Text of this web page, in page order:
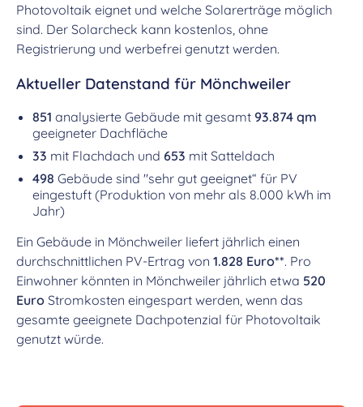
Photovoltaik eignet und welche Solarerträge möglich
sind. Der Solarcheck kann kostenlos, ohne
Registrierung und werbefrei genutzt werden.
Aktueller Datenstand für Mönchweiler
851 analysierte Gebäude mit gesamt 93.874 qm
geeigneter Dachfläche
33 mit Flachdach und 653 mit Satteldach
498 Gebäude sind "sehr gut geeignet“ für PV
eingestuft (Produktion von mehr als 8.000 kWh im
Jahr)
Ein Gebäude in Mönchweiler liefert jährlich einen
durchschnittlichen PV-Ertrag von 1.828 Euro**. Pro
Einwohner könnten in Mönchweiler jährlich etwa 520
Euro Stromkosten eingespart werden, wenn das
gesamte geeignete Dachpotenzial für Photovoltaik
genutzt würde.